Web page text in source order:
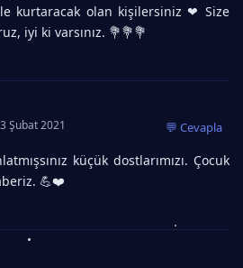
kurtaracak olan kişilersiniz ❤ Size
iyi ki varsınız. 💐💐💐
Şubat 2021 💬 Cevapla
küçük dostlarımızı. Çocuk
💪❤️